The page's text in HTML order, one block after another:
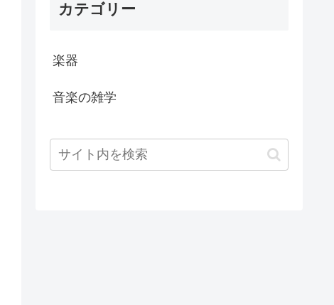
カテゴリー
楽器
音楽の雑学